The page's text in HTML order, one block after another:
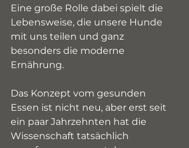
Eine große Rolle dabei spielt die
Lebensweise, die unsere Hunde
mit uns teilen und ganz
besonders die moderne
Ernährung.
Das Konzept vom gesunden
Essen ist nicht neu, aber erst seit
ein paar Jahrzehnten hat die
Wissenschaft tatsächlich